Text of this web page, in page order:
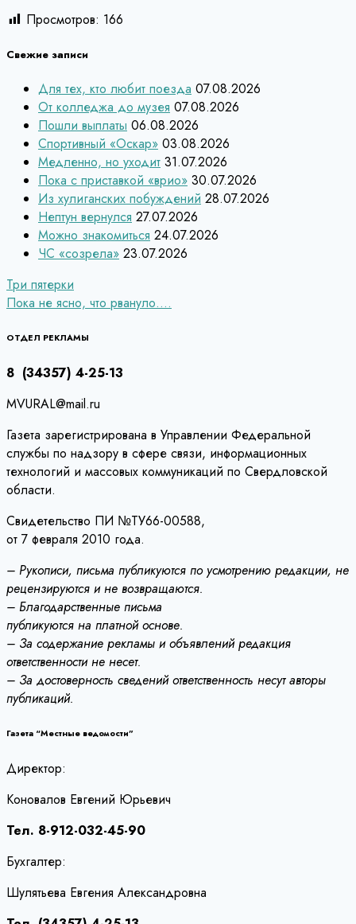
Просмотров: 166
Свежие записи
Для тех, кто любит поезда 07.08.2026
От колледжа до музея 07.08.2026
Пошли выплаты 06.08.2026
Спортивный «Оскар» 03.08.2026
Медленно, но уходит 31.07.2026
Пока с приставкой «врио» 30.07.2026
Из хулиганских побуждений 28.07.2026
Нептун вернулся 27.07.2026
Можно знакомиться 24.07.2026
ЧС «созрела» 23.07.2026
Навигация
по
записям
Три пятерки
Пока не ясно, что рвануло….
ОТДЕЛ РЕКЛАМЫ
8 (34357) 4-25-13
MVURAL@mail.ru
Газета зарегистрирована в Управлении Федеральной
службы по надзору в сфере связи, информационных
технологий и массовых коммуникаций по Свердловской
области.
Свидетельство ПИ №ТУ66-00588,
от 7 февраля 2010 года.
– Рукописи, письма публикуются по усмотрению редакции, не
рецензируются и не возвращаются.
– Благодарственные письма
публикуются на платной основе.
– За содержание рекламы и объявлений редакция
ответственности не несет.
– За достоверность сведений ответственность несут авторы
публикаций.
Газета “Местные ведомости”
Директор:
Коновалов Евгений Юрьевич
Тел. 8-912-032-45-90
Бухгалтер:
Шулятьева Евгения Александровна